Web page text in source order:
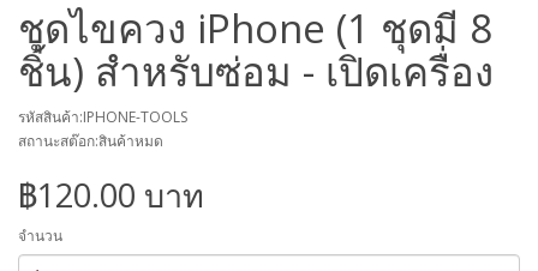
ชุดไขควง iPhone (1 ชุดมี 8
ชิ้น) สำหรับซ่อม - เปิดเครื่อง
รหัสสินค้า:IPHONE-TOOLS
สถานะสต๊อก:สินค้าหมด
฿120.00 บาท
จำนวน